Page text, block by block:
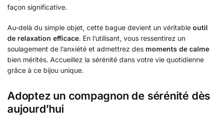
façon significative.
Au-delà du simple objet, cette bague devient un véritable outil
de relaxation efficace. En l’utilisant, vous ressentirez un
soulagement de l’anxiété et admettrez des moments de calme
bien mérités. Accueillez la sérénité dans votre vie quotidienne
grâce à ce bijou unique.
Adoptez un compagnon de sérénité dès
aujourd’hui